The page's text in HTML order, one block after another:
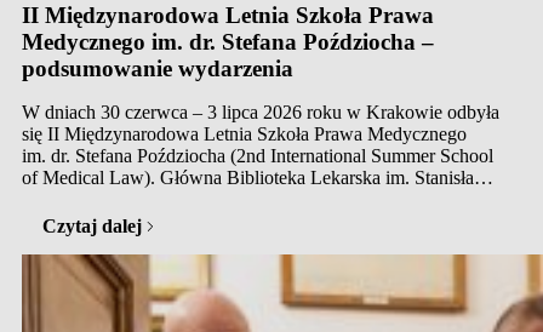
II Międzynarodowa Letnia Szkoła Prawa
Medycznego im. dr. Stefana Poździocha –
podsumowanie wydarzenia
W dniach 30 czerwca – 3 lipca 2026 roku w Krakowie odbyła
się II Międzynarodowa Letnia Szkoła Prawa Medycznego
im. dr. Stefana Poździocha (2nd International Summer School
of Medical Law). Główna Biblioteka Lekarska im. Stanisława
Tegoroczna edycja zgromadziła ekspertów z zakresu prawa
medycznego, zdrowia publicznego i bioetyki, a także licznych
przedstawicieli krajowych oraz zagranicznych…
Czytaj dalej